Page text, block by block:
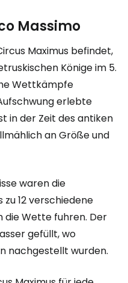
Massimo
Maximus befindet,
Könige im 5.
Wettkämpfe
erlebte
in der Zeit des antiken
an Größe und
waren die
12 verschiedene
Wette fuhren. Der
gefüllt, wo
nachgestellt wurden.